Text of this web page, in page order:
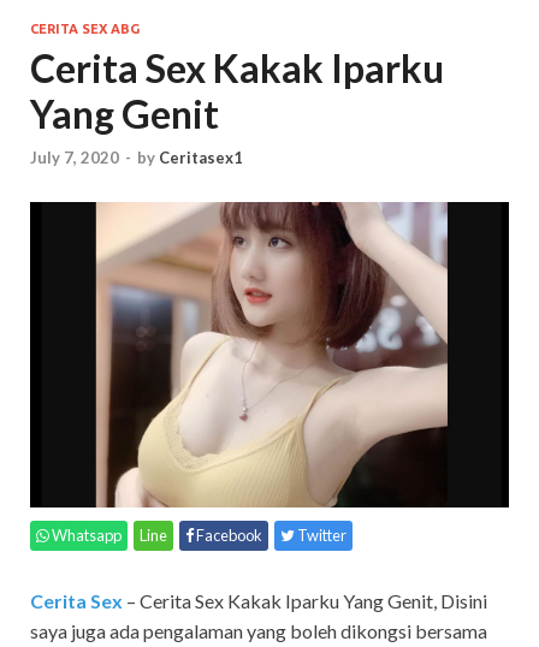
CERITA SEX ABG
Cerita Sex Kakak Iparku
Yang Genit
July 7, 2020 - by Ceritasex1
Whatsapp Line Facebook Twitter
Cerita Sex – Cerita Sex Kakak Iparku Yang Genit, Disini
saya juga ada pengalaman yang boleh dikongsi bersama